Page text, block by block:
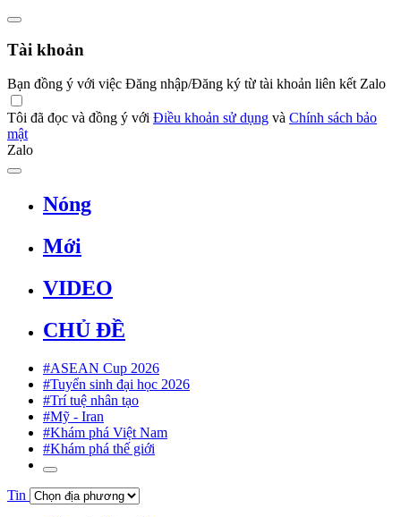
Tài khoản
Bạn đồng ý với việc Đăng nhập/Đăng ký từ tài khoản liên kết Zalo
Tôi đã đọc và đồng ý với Điều khoản sử dụng và Chính sách bảo
mật
Zalo
Nóng
Mới
VIDEO
CHỦ ĐỀ
#ASEAN Cup 2026
#Tuyển sinh đại học 2026
#Trí tuệ nhân tạo
#Mỹ - Iran
#Khám phá Việt Nam
#Khám phá thế giới
Tin